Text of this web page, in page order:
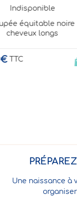
Indisponible
Hochet illustré
Freddie
28,00 €
Une naissance à